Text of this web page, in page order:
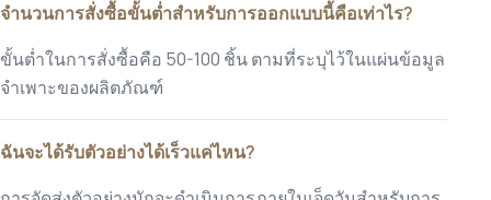
จำนวนการสั่งซื้อขั้นต่ำสำหรับการออกแบบนี้คือเท่าไร?
ขั้นต่ำในการสั่งซื้อคือ 50-100 ชิ้น ตามที่ระบุไว้ในแผ่นข้อมูล
จำเพาะของผลิตภัณฑ์
ฉันจะได้รับตัวอย่างได้เร็วแค่ไหน?